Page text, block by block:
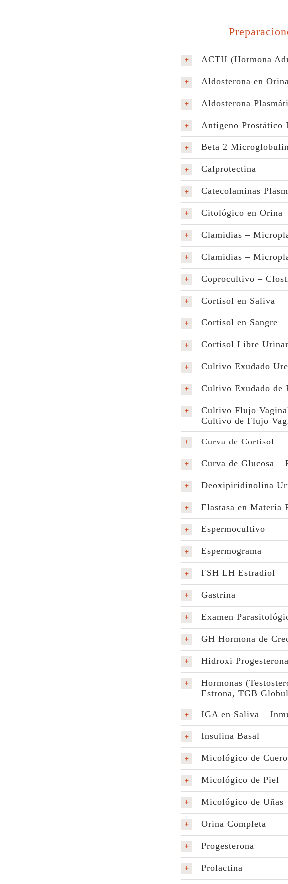
ACTH (Hormona
Aldosterona en Orina
Aldosterona
Antígeno Prostático
Beta 2
Calprotectina
Catecolaminas
Citológico en Orina
Clamidias –
Clamidias –
Coprocultivo –
Cortisol en Saliva
Cortisol en Sangre
Cortisol Libre
Cultivo Exudado
Cultivo Exudado de
Cultivo Flujo
Cultivo de Flujo
Curva de Cortisol
Curva de Glucosa –
Deoxipiridinolina
Elastasa en Materia
Espermocultivo
Espermograma
FSH LH Estradiol
Gastrina
Examen
GH Hormona de
Hidroxi Progesterona
Hormonas
Estrona, TGB
IGA en Saliva –
Insulina Basal
Micológico de
Micológico de Piel
Micológico de Uñas
Orina Completa
Progesterona
Prolactina